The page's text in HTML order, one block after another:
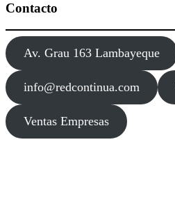
Contacto
Av. Grau 163 Lambayeque
info@redcontinua.com
Ventas Empresas